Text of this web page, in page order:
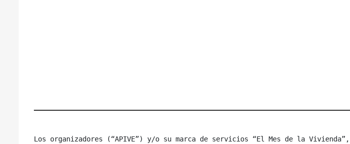
Los organizadores (“APIVE”) y/o su marca de servicios “El Mes de la Vivienda”,